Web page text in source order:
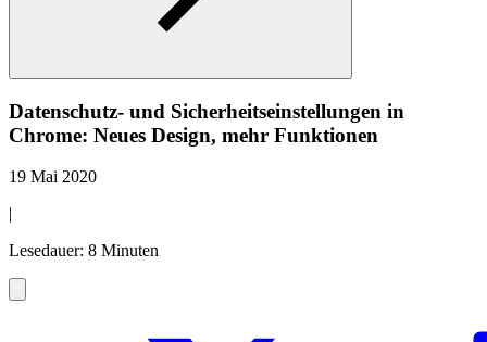
Datenschutz- und Sicherheitseinstellungen in
Chrome: Neues Design, mehr Funktionen
19 Mai 2020
|
Lesedauer: 8 Minuten